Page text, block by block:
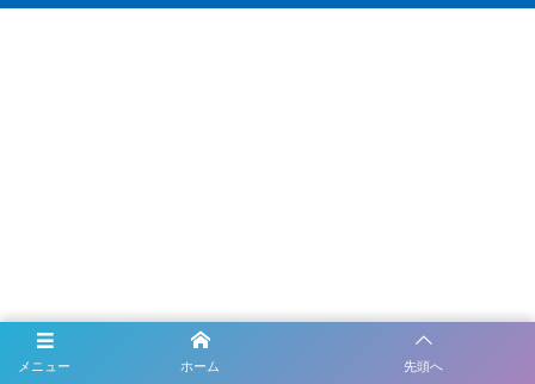
メニュー ホーム 先頭へ